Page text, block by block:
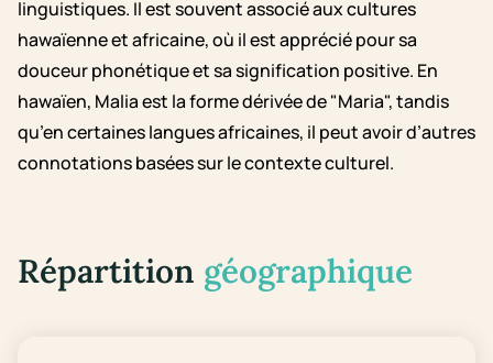
linguistiques. Il est souvent associé aux cultures
hawaïenne et africaine, où il est apprécié pour sa
douceur phonétique et sa signification positive. En
hawaïen, Malia est la forme dérivée de "Maria", tandis
qu’en certaines langues africaines, il peut avoir d’autres
connotations basées sur le contexte culturel.
Répartition géographique